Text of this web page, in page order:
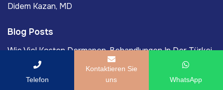
Didem Kazan, MD
Blog Posts
Wie Viel Kosten Dermapen-Behandlungen In Der Türkei
Im Jahr 2026?
Wie Viel Kostet Ein Fadenlifting In Der Türkei Im Jahr
Telefon
Kontaktieren Sie
uns
WhatsApp